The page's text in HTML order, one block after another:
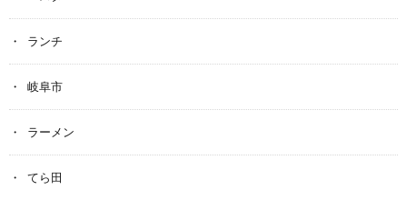
ランチ
岐阜市
ラーメン
てら田